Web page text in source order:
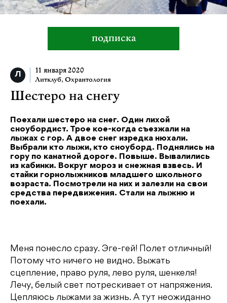
подписка
11 января 2020
Литклуб, Охрантология
Шестеро на снегу
Поехали шестеро на снег. Один лихой
сноубордист. Трое кое-когда съезжали на
лыжах с гор. А двое снег изредка нюхали.
Выбрали кто лыжи, кто сноуборд. Поднялись на
гору по канатной дороге. Повыше. Вывалились
из кабинки. Вокруг мороз и снежная взвесь. И
стайки горнолыжников младшего школьного
возраста. Посмотрели на них и залезли на свои
средства передвижения. Стали на лыжню и
поехали.
Меня понесло сразу. Эге-гей! Полет отличный!
Потому что ничего не видно. Выжать
сцепление, право руля, лево руля, шенкеля!
Лечу, белый свет потрескивает от напряжения.
Цепляюсь лыжами за жизнь. А тут неожиданно